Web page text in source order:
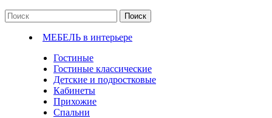
Поиск
МЕБЕЛЬ в интерьере
Гостиные
Гостиные классические
Детские и подростковые
Кабинеты
Прихожие
Спальни